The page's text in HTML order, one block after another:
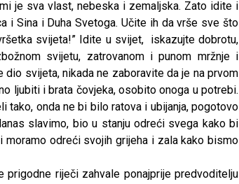
je sva vlast, nebeska i zemaljska. Zato idite i
i Sina i Duha Svetoga. Učite ih da vrše sve što
svijeta!” Idite u svijet, iskazujte dobrotu,
svijetu, zatrovanom i punom mržnje i
svijeta, nikada ne zaboravite da je na prvom
ljubiti i brata čovjeka, osobito onoga u potrebi.
tako, onda ne bi bilo ratova i ubijanja, pogotovo
slavimo, bio u stanju odreći svega kako bi
odreći svojih grijeha i zala kako bismo
prigodne riječi zahvale ponajprije predvoditelju